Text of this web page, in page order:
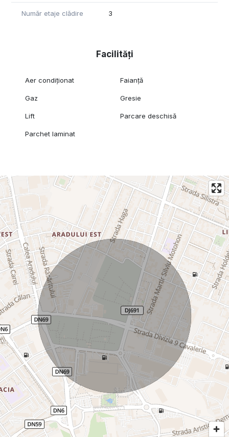
Număr etaje clădire 3
Facilități
Aer condiționat Faianță
Gaz Gresie
Lift Parcare deschisă
Parchet laminat